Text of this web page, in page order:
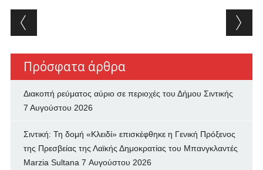
Post navigation
Πρόσφατα άρθρα
Διακοπή ρεύματος αύριο σε περιοχές του Δήμου Σιντικής
7 Αυγούστου 2026
Σιντική: Τη δομή «Κλειδί» επισκέφθηκε η Γενική Πρόξενος
της Πρεσβείας της Λαϊκής Δημοκρατίας του Μπανγκλαντές
Marzia Sultana 7 Αυγούστου 2026